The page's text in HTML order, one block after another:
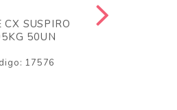
CX SUSPIRO
50UN
17576